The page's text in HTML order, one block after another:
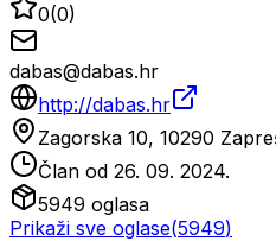
0(0)
dabas@dabas.hr
http://dabas.hr
Zagorska 10, 10290
Član od 26. 09. 2024.
5949 oglasa
Prikaži sve oglase(5949)